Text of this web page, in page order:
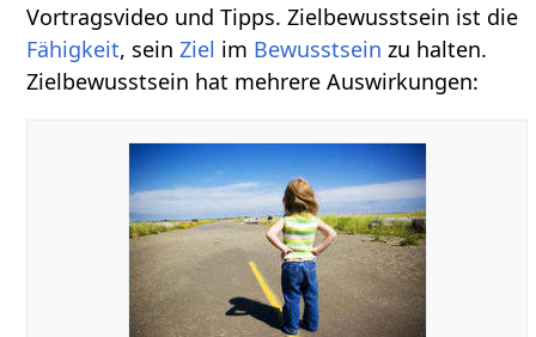
Vortragsvideo und Tipps. Zielbewusstsein ist die
Fähigkeit, seinZiel im Bewusstsein zu halten.
Zielbewusstsein hat mehrere Auswirkungen: